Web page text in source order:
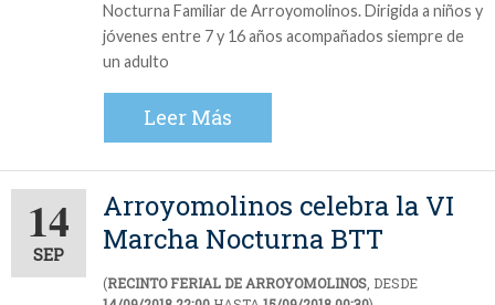
Nocturna Familiar de Arroyomolinos. Dirigida a niños y
jóvenes entre 7 y 16 años acompañados siempre de
un adulto
Leer Más
14
SEP
Arroyomolinos celebra la VI
Marcha Nocturna BTT
(RECINTO FERIAL DE ARROYOMOLINOS , DESDE